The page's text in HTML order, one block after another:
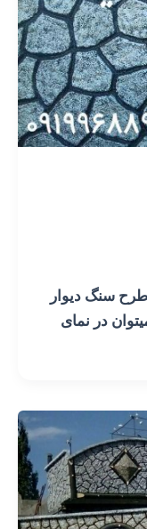
سنگ دیوار
در نمای